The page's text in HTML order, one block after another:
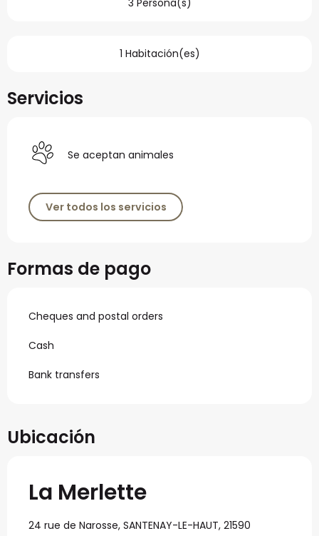
3 Persona(s)
1 Habitación(es)
Servicios
Se aceptan animales
Ver todos los servicios
Formas de pago
Cheques and postal orders
Cash
Bank transfers
Ubicación
La Merlette
24 rue de Narosse, SANTENAY-LE-HAUT, 21590